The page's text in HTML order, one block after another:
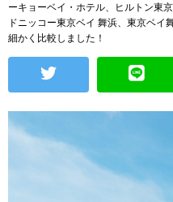
ーキョーベイ・ホテル、ヒルトン東
ドニッコー東京ベイ 舞浜、東京ベイ
細かく比較しました！